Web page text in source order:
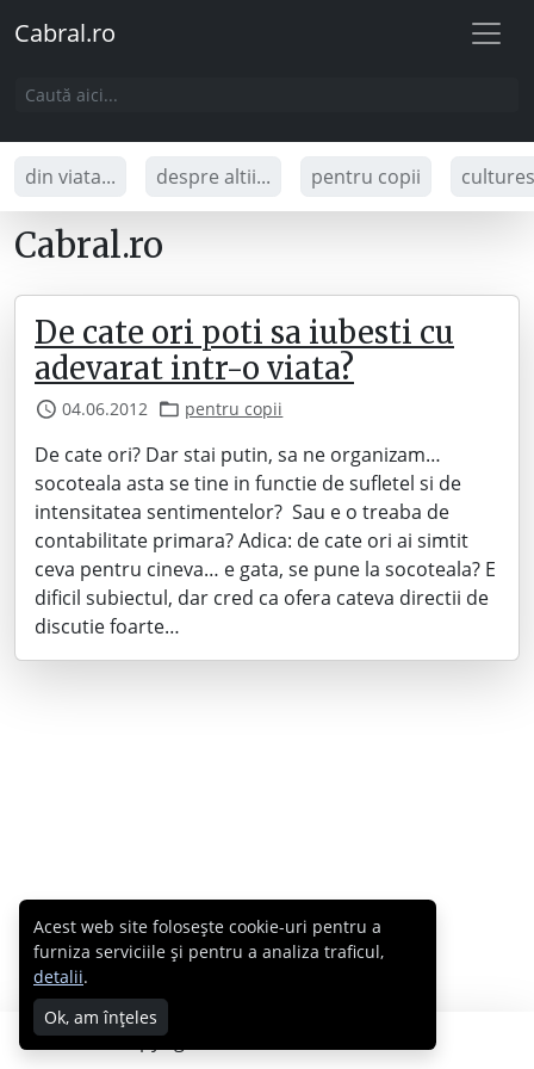
Cabral.ro
din viata... despre altii... pentru copii
Cabral.ro
De cate ori poti sa iubesti cu
adevarat intr-o viata?
04.06.2012 pentru copii
De cate ori? Dar stai putin, sa ne organizam…
socoteala asta se tine in functie de sufletel si de
intensitatea sentimentelor? Sau e o treaba de
contabilitate primara? Adica: de cate ori ai simtit
ceva pentru cineva… e gata, se pune la socoteala? E
dificil subiectul, dar cred ca ofera cateva directii de
discutie foarte…
Copyright © 2007 - 2026 Cabral.ro
Acest web site folosește cookie-uri pentru a
furniza serviciile și pentru a analiza traficul,
detalii.
Ok, am înțeles